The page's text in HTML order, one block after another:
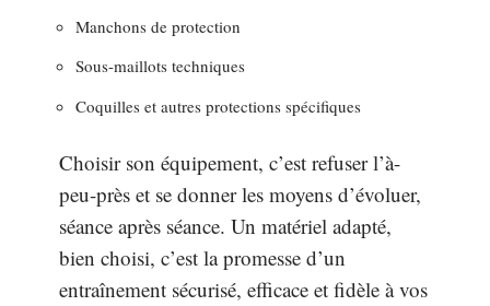
Manchons de protection
Sous-maillots techniques
Coquilles et autres protections spécifiques
Choisir son équipement, c’est refuser l’à-
peu-près et se donner les moyens d’évoluer,
séance après séance. Un matériel adapté,
bien choisi, c’est la promesse d’un
entraînement sécurisé, efficace et fidèle à vos